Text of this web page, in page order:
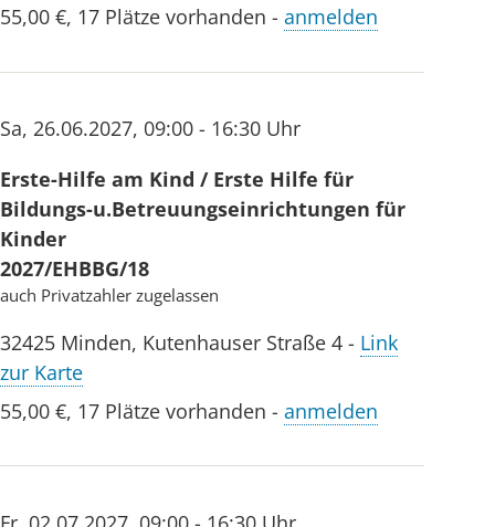
55,00 €, 17 Plätze vorhanden - anmelden
Sa, 26.06.2027, 09:00 - 16:30 Uhr
Erste-Hilfe am Kind / Erste Hilfe für
Bildungs-u.Betreuungseinrichtungen für
Kinder
2027/EHBBG/18
auch Privatzahler zugelassen
32425 Minden, Kutenhauser Straße 4 - Link
zur Karte
55,00 €, 17 Plätze vorhanden - anmelden